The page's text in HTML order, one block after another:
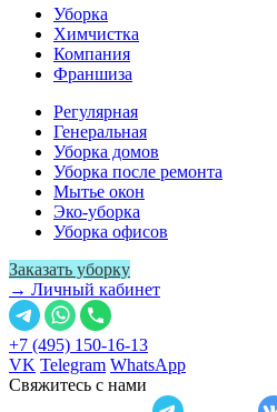
Уборка
Химчистка
Компания
Франшиза
Регулярная
Генеральная
Уборка домов
Уборка после ремонта
Мытье окон
Эко-уборка
Уборка офисов
Заказать уборку
→ Личный кабинет
+7 (495) 150-16-13
VK Telegram WhatsApp
Свяжитесь с нами